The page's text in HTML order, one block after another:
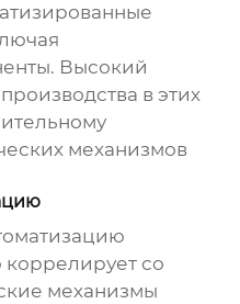
Высокий
в этих
механизмов
со
механизмы